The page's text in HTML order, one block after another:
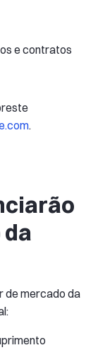
e contratos
.
de mercado da